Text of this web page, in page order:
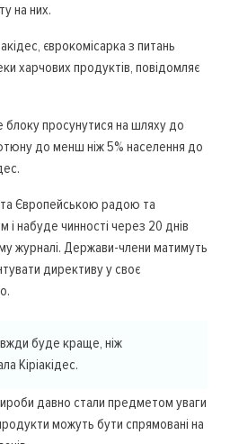
на них.
єврокомісарка з питань
харчових продуктів, повідомляє
просунутися на шляху до
до менш ніж 5% населення до
Європейською радою та
набуде чинності через 20 днів
журналі. Держави-члени матимуть
директиву у своє
буде краще, ніж
Кіріакідес.
давно стали предметом уваги
можуть бути спрямовані на